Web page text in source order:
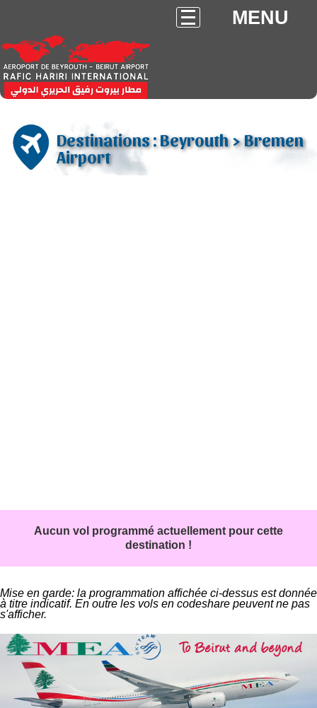
MENU
Destinations : Beyrouth > Bremen
Airport
Aucun vol programmé actuellement pour cette
destination !
Mise en garde: la programmation affichée ci-dessus est donnée
à titre indicatif. En outre les vols en codeshare peuvent ne pas
s'afficher.